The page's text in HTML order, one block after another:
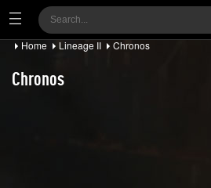
Home Lineage II Chronos
Chronos